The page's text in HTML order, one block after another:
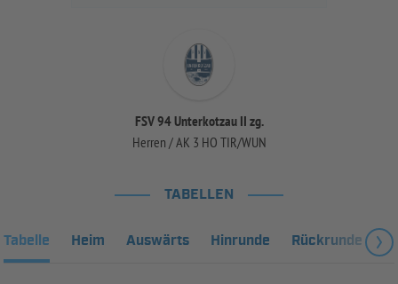
FSV 94 Unterkotzau II zg.
Herren / AK 3 HO TIR/WUN
TABELLEN
Tabelle Heim Auswärts Hinrunde Rückrunde